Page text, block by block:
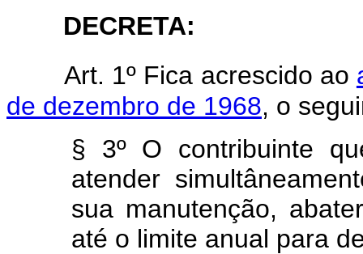
DECRETA:
Art. 1º Fica acrescido ao
de dezembro de 1968, o
§ 3º O contribuinte
atender
sua manutenção,
até o limite anual para